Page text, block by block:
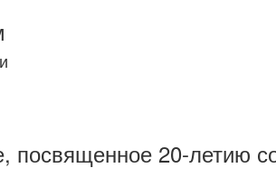
посвященное 20-летию